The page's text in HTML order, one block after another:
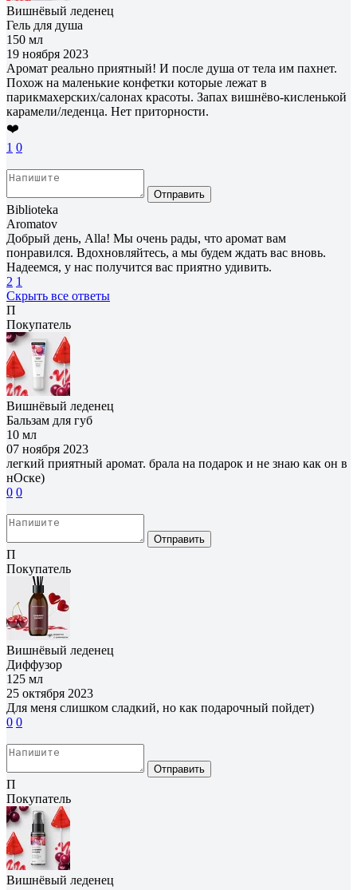
Вишнёвый леденец
Гель для душа
150 мл
19 ноября 2023
Аромат реально приятный! И после душа от тела им пахнет.
Похож на маленькие конфетки которые лежат в
парикмахерских/салонах красоты. Запах вишнёво-кисленькой
карамели/леденца. Нет приторности.
❤️
1 0
Отправить
Biblioteka
Aromatov
Добрый день, Alla! Мы очень рады, что аромат вам
понравился. Вдохновляйтесь, а мы будем ждать вас вновь.
Надеемся, у нас получится вас приятно удивить.
2 1
Скрыть все ответы
П
Покупатель
Вишнёвый леденец
Бальзам для губ
10 мл
07 ноября 2023
легкий приятный аромат. брала на подарок и не знаю как он в
нОске)
0 0
Отправить
П
Покупатель
Вишнёвый леденец
Диффузор
125 мл
25 октября 2023
Для меня слишком сладкий, но как подарочный пойдет)
0 0
Отправить
П
Покупатель
Вишнёвый леденец